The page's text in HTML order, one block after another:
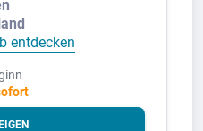
entdecken